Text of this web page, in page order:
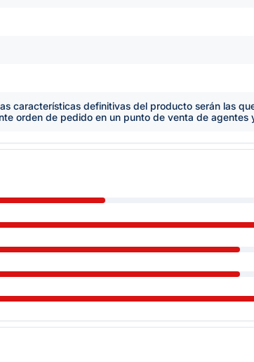
características definitivas del producto serán las
orden de pedido en un punto de venta de agentes